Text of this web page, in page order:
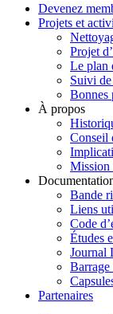
Devenez
Projets et
Projet
Le plan
Suivi de
Bonnes
À propos
Conseil
Mission
Bande
Liens
Code
Études
Journal
Barrage
Partenaires